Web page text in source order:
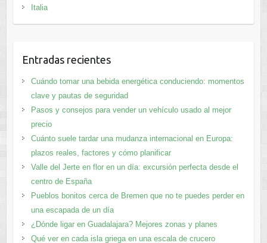
Italia
Entradas recientes
Cuándo tomar una bebida energética conduciendo: momentos
clave y pautas de seguridad
Pasos y consejos para vender un vehículo usado al mejor
precio
Cuánto suele tardar una mudanza internacional en Europa:
plazos reales, factores y cómo planificar
Valle del Jerte en flor en un día: excursión perfecta desde el
centro de España
Pueblos bonitos cerca de Bremen que no te puedes perder en
una escapada de un día
¿Dónde ligar en Guadalajara? Mejores zonas y planes​
Qué ver en cada isla griega en una escala de crucero